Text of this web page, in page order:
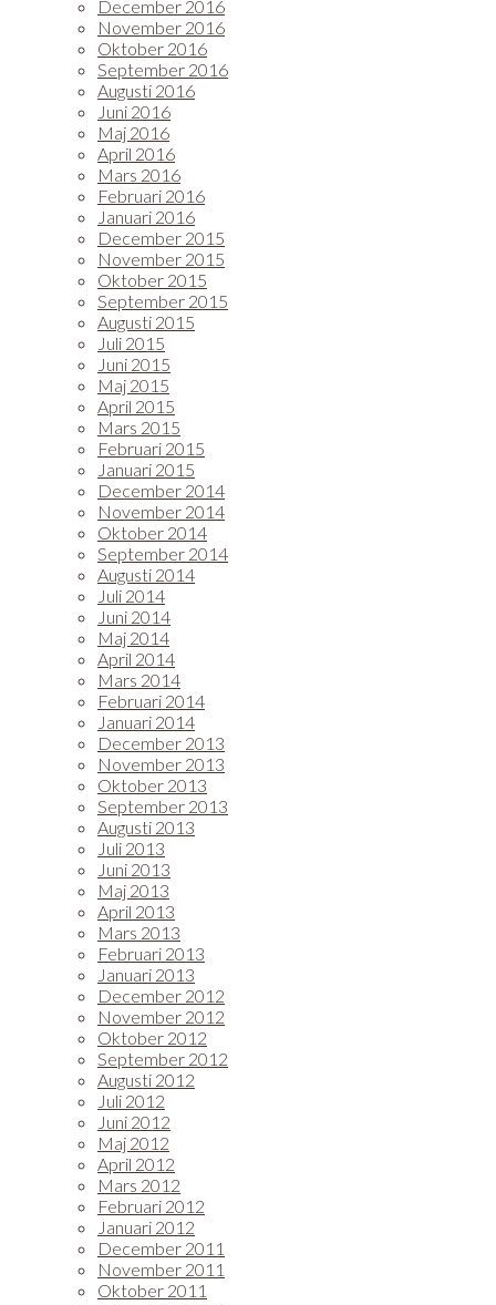
December 2016
November 2016
Oktober 2016
September 2016
Augusti 2016
Juni 2016
Maj 2016
April 2016
Mars 2016
Februari 2016
Januari 2016
December 2015
November 2015
Oktober 2015
September 2015
Augusti 2015
Juli 2015
Juni 2015
Maj 2015
April 2015
Mars 2015
Februari 2015
Januari 2015
December 2014
November 2014
Oktober 2014
September 2014
Augusti 2014
Juli 2014
Juni 2014
Maj 2014
April 2014
Mars 2014
Februari 2014
Januari 2014
December 2013
November 2013
Oktober 2013
September 2013
Augusti 2013
Juli 2013
Juni 2013
Maj 2013
April 2013
Mars 2013
Februari 2013
Januari 2013
December 2012
November 2012
Oktober 2012
September 2012
Augusti 2012
Juli 2012
Juni 2012
Maj 2012
April 2012
Mars 2012
Februari 2012
Januari 2012
December 2011
November 2011
Oktober 2011